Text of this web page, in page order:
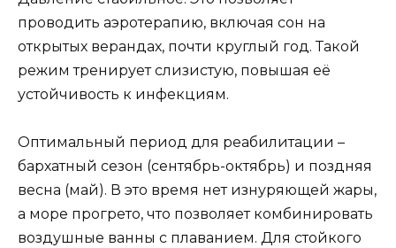
проводить аэротерапию, включая сон на
открытых верандах, почти круглый год. Такой
режим тренирует слизистую, повышая её
устойчивость к инфекциям.
Оптимальный период для реабилитации –
бархатный сезон (сентябрь-октябрь) и поздняя
весна (май). В это время нет изнуряющей жары,
а море прогрето, что позволяет комбинировать
воздушные ванны с плаванием. Для стойкого